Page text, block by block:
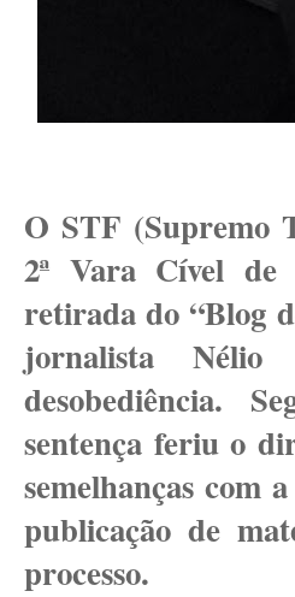
O STF (Supremo
2ª Vara Cível
retirada do “Blog
jornalista
desobediência.
sentença feriu o
semelhanças com
publicação de
processo.